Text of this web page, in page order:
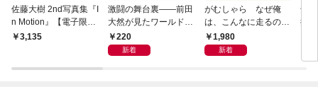
佐藤大樹 2nd写真集『I
n Motion』【電子限定
動画特典付き】
￥3,135
激闘の舞台裏――前田
大然が見たワールドカ
ップ2026
220
新着
がむしゃら なぜ俺
は、こんなに走るのか
——。【電子限定合本
版】
1,980
新着
千
捕